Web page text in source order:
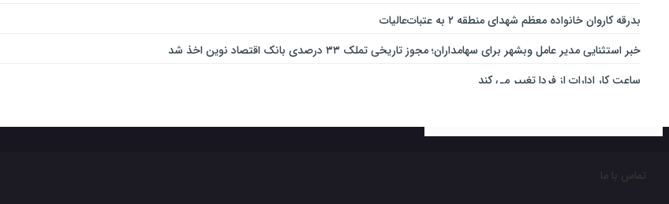
بدرقه کاروان خانواده معظم شهدای منطقه ۲ به عتبات‌عالیات
خبر استثنایی مدیر عامل وبشهر برای سهامداران؛ مجوز تاریخی تملک ۳۳ درصدی بانک اقتصاد نوین اخذ شد
ساعت کار ادارات از فردا تغییر می کند
خدمات‌دهي مترو به 4 ميليون و 100 هزار نفر مسافر در مناسبت‌هاي ملي و مذهبي
تغییر ساعت کاری شعب بانک کارآفرین در ۱۵ استان
تماس با ما